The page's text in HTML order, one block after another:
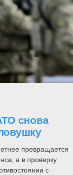
снова
превращается
а в проверку
с